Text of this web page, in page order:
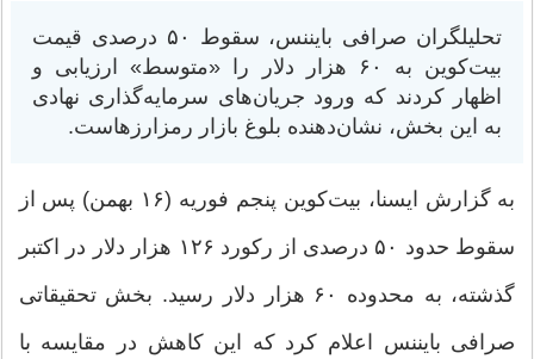
تحلیلگران صرافی بایننس، سقوط ۵۰ درصدی قیمت
بیت‌کوین به ۶۰ هزار دلار را «متوسط» ‌ارزیابی و
اظهار کردند که ورود جریان‌های سرمایه‌گذاری نهادی
به این بخش، نشان‌دهنده بلوغ بازار رمزارزهاست.
به گزارش ایسنا، بیت‌کوین پنجم فوریه (۱۶ بهمن) پس از
سقوط حدود ۵۰ درصدی از رکورد ۱۲۶ هزار دلار در اکتبر
گذشته، به محدوده ۶۰ هزار دلار رسید. بخش تحقیقاتی
صرافی بایننس اعلام کرد که این کاهش در مقایسه با